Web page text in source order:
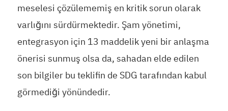
meselesi çözülememiş en kritik sorun olarak
varlığını sürdürmektedir. Şam yönetimi,
entegrasyon için 13 maddelik yeni bir anlaşma
önerisi sunmuş olsa da, sahadan elde edilen
son bilgiler bu teklifin de SDG tarafından kabul
görmediği yönündedir.